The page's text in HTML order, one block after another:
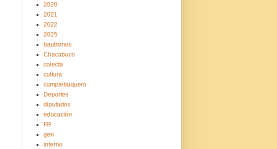
2020
2021
2022
2025
bautismos
Chacabuco
colecta
cultura
cumplebuquero
Deportes
diputados
educación
FR
gen
interno